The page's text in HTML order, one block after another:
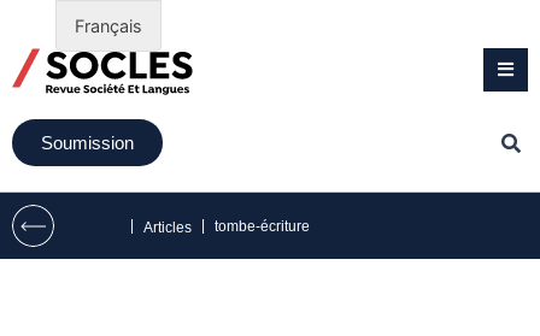
Soumission
Articles tombe-écriture
Français